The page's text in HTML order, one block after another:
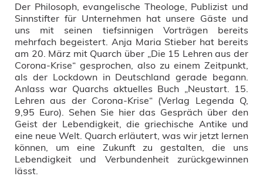
Der Philosoph, evangelische Theologe, Publizist und
Sinnstifter für Unternehmen hat unsere Gäste und
uns mit seinen tiefsinnigen Vorträgen bereits
mehrfach begeistert. Anja Maria Stieber hat bereits
am 20. März mit Quarch über „Die 15 Lehren aus der
Corona-Krise“ gesprochen, also zu einem Zeitpunkt,
als der Lockdown in Deutschland gerade begann.
Anlass war Quarchs aktuelles Buch „Neustart. 15.
Lehren aus der Corona-Krise“ (Verlag Legenda Q,
9,95 Euro). Sehen Sie hier das Gespräch über den
Geist der Lebendigkeit, die griechische Antike und
eine neue Welt. Quarch erläutert, was wir jetzt lernen
können, um eine Zukunft zu gestalten, die uns
Lebendigkeit und Verbundenheit zurückgewinnen
lässt.